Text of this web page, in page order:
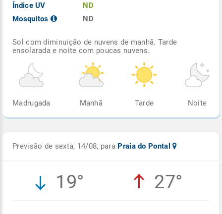
Índice UV
Mosquitos
ND
ND
Sol com diminuição de nuvens de manhã. Tarde
ensolarada e noite com poucas nuvens.
Madrugada Manhã Tarde Noite
Previsão de sexta, 14/08, para Praia do Pontal
19° 27°